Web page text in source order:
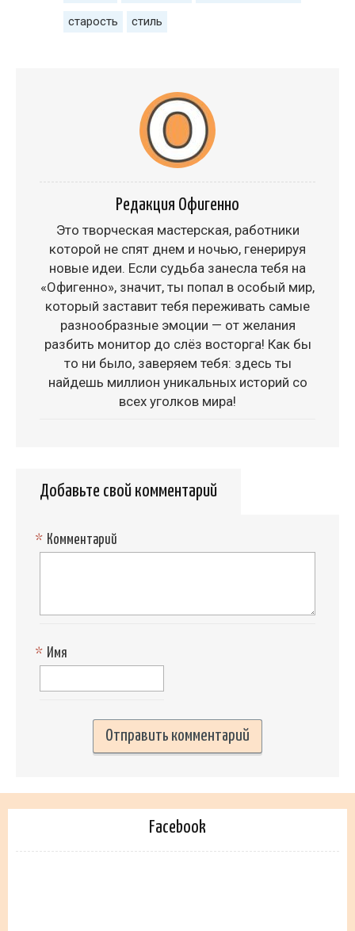
старость стиль
Редакция Офигенно
Это творческая мастерская, работники
которой не спят днем и ночью, генерируя
новые идеи. Если судьба занесла тебя на
«Офигенно», значит, ты попал в особый мир,
который заставит тебя переживать самые
разнообразные эмоции — от желания
разбить монитор до слёз восторга! Как бы
то ни было, заверяем тебя: здесь ты
найдешь миллион уникальных историй со
всех уголков мира!
Добавьте свой комментарий
Комментарий
*
Имя
*
Facebook